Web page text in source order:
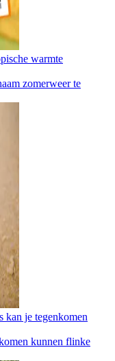
warmte
zomerweer te
kan je tegenkomen
kunnen flinke